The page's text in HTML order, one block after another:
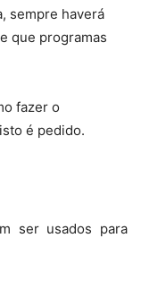
sempre haverá
que programas
fazer o
é pedido.
ser usados para